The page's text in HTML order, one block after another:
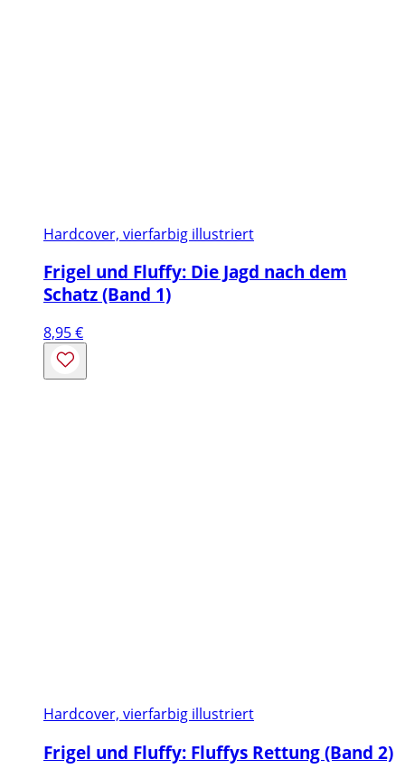
Hardcover, vierfarbig illustriert
Frigel und Fluffy: Die Jagd nach dem
Schatz (Band 1)
8,95€
Hardcover, vierfarbig illustriert
Frigel und Fluffy: Fluffys Rettung (Band 2)